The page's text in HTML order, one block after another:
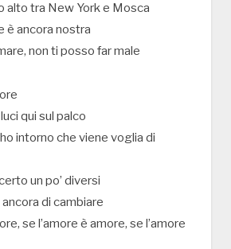
alto tra New York e Mosca
è ancora nostra
non ti posso far male
qui sul palco
intorno che viene voglia di
un po’ diversi
di cambiare
se l’amore è amore, se l’amore